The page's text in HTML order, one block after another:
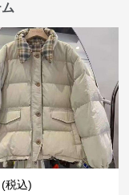
(税込)